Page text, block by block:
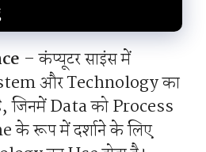
– कंप्यूटर साइंस में
और Technology का
जिनमें Data को Process
के रूप में दर्शाने के लिए